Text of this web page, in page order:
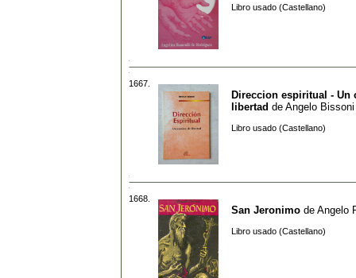
Libro usado (Castellano)
1667.
Direccion espiritual - Un
libertad de Angelo Bissoni
Libro usado (Castellano)
1668.
San Jeronimo de Angelo
Libro usado (Castellano)